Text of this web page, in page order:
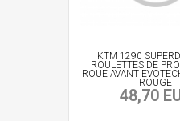
KTM 1290
ROULETTES DE
ROUE AVANT
ROUGE
48,70